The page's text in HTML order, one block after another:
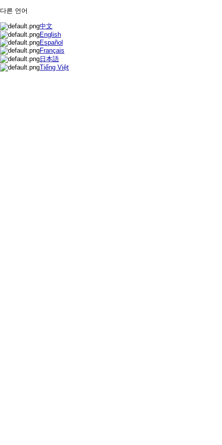
다른 언어
中文
English
Español
Français
日本語
Tiếng Việt